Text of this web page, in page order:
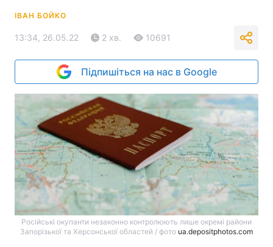
ІВАН БОЙКО
13:34, 26.05.22 2 хв. 10691
Підпишіться на нас в Google
Російські окупанти незаконно контролюють лише окремі райони
Запорізької та Херсонської областей / фото ua.depositphotos.com